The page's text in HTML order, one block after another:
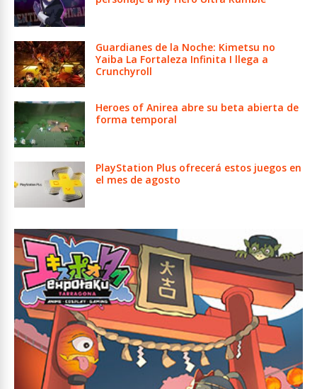
Guardianes de la Noche: Kimetsu no
Yaiba La Fortaleza Infinita I llega a
Crunchyroll
Heroes of Anirea abre su beta abierta de
forma temporal
PlayStation Plus ofrecerá estos juegos en
el mes de agosto